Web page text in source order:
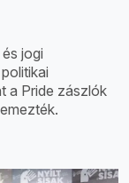
jogi
a Pride zászlók